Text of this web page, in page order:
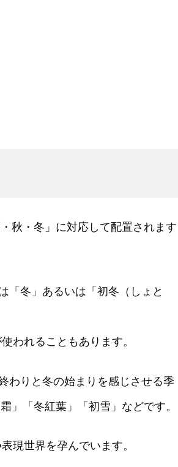
秋・冬」に対応して配置されます
「冬」あるいは「初冬（しょと
われることもあります。
わりと冬の始まりを感じさせる季
」「冬紅葉」「初雪」などです。
現世界を孕んでいます。